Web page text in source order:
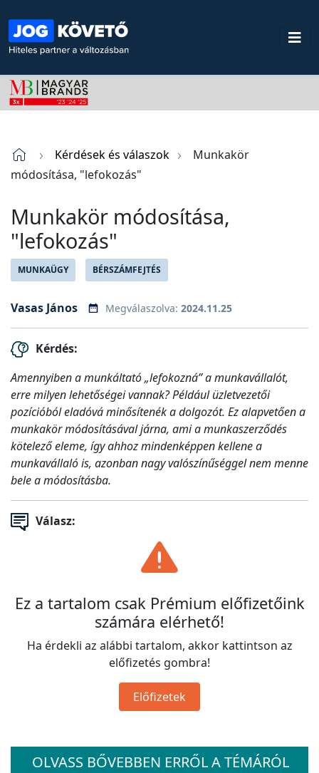
Kérdések és válaszok
Munkakör
módosítása, "lefokozás"
Munkakör módosítása,
"lefokozás"
MUNKAÜGY BÉRSZÁMFEJTÉS
Vasas János Megválaszolva: 2024.11.25
Kérdés:
Amennyiben a munkáltató „lefokozná” a munkavállalót,
erre milyen lehetőségei vannak? Például üzletvezetői
pozícióból eladóvá minősítenék a dolgozót. Ez alapvetően a
munkakör módosításával járna, ami a munkaszerződés
kötelező eleme, így ahhoz mindenképpen kellene a
munkavállaló is, azonban nagy valószínűséggel nem menne
bele a módosításba.
Válasz:
Ez a tartalom csak Prémium előfizetőink
számára elérhető!
Ha érdekli az alábbi tartalom, akkor kattintson az
előfizetés gombra!
Előfizetek
OLVASS BŐVEBBEN ERRŐL A TÉMÁRÓL